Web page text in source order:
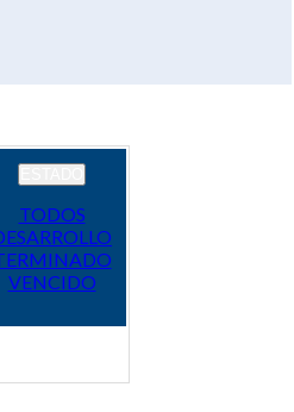
TODOS
VENCIDO